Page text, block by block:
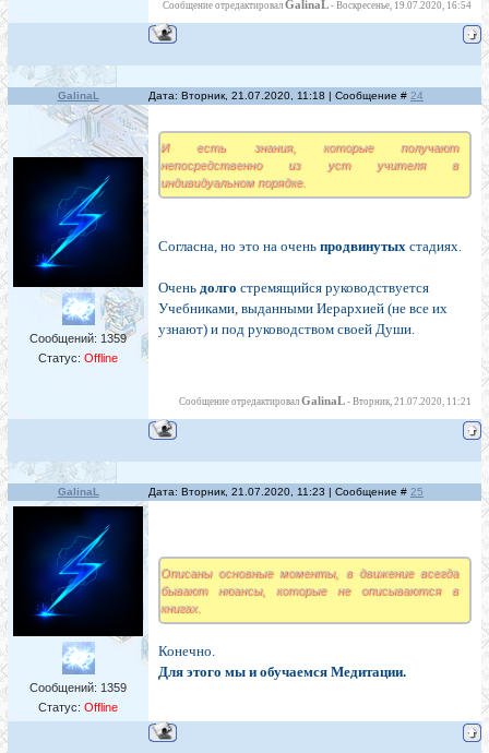
Сообщение отредактировал GalinaL - Воскресенье, 19.07.2020, 16:54
GalinaL Дата: Вторник, 21.07.2020, 11:18 | Сообщение # 24
Сообщений: 1359
Статус: Offline
И есть знания, которые получают
непосредственно из уст учителя в
индивидуальном порядке.
Согласна, но это на очень продвинутых стадиях.
Очень долго стремящийся руководствуется
Учебниками, выданными Иерархией (не все их
узнают) и под руководством своей Души.
Сообщение отредактировал GalinaL - Вторник, 21.07.2020, 11:21
GalinaL Дата: Вторник, 21.07.2020, 11:23 | Сообщение # 25
Сообщений: 1359
Статус: Offline
Описаны основные моменты, в движение всегда
бывают нюансы, которые не описываются в
книгах.
Конечно.
Для этого мы и обучаемся Медитации.